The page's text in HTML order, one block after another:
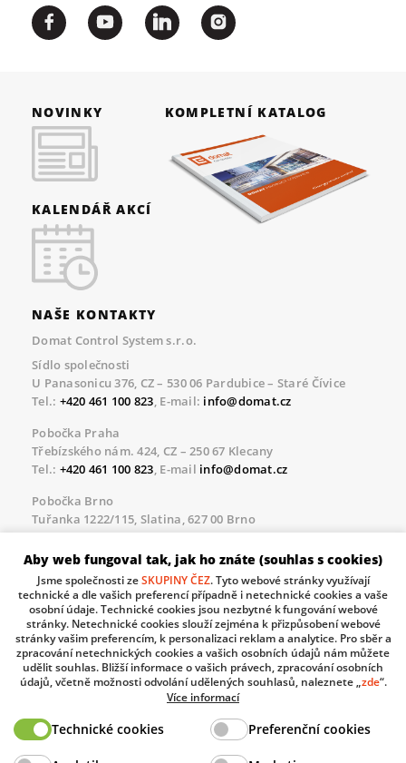
NOVINKY
KALENDÁŘ AKCÍ
KOMPLETNÍ KATALOG
NAŠE KONTAKTY
Domat Control System s.r.o.
Sídlo společnosti
U Panasonicu 376, CZ – 530 06 Pardubice – Staré Čívice
Tel.: +420 461 100 823, E-mail: info@domat.cz
Pobočka Praha
Třebízského nám. 424, CZ – 250 67 Klecany
Tel.: +420 461 100 823, E-mail info@domat.cz
Pobočka Brno
Tuřanka 1222/115, Slatina, 627 00 Brno
Tel.:+420 461 100 823, E-mailinfo@domat.cz
Servisní linka pro námi realizované akce
Po – Pá 8.30 – 17.00
tel:+420 733 421 878, E-mailservis@domat.cz
Technická podpora:
Tel.:+420 461 100 666 , WhatsApp:+420 603 735 402
Informace o zpracovávaných osobních údajích.
Aby web fungoval tak, jak ho znáte (souhlas s cookies)
Jsme společnosti zeSKUPINY ČEZ. Tyto webové stránky využívají
technické a dle vašich preferencí případně i netechnické cookies a vaše
osobní údaje. Technické cookies jsou nezbytné k fungování webové
stránky. Netechnické cookies slouží zejména k přizpůsobení webové
stránky vašim preferencím, k personalizaci reklam a analytice. Pro sběr a
zpracování netechnických cookies a vašich osobních údajů nám můžete
udělit souhlas. Bližší informace o vašich právech, zpracování osobních
údajů, včetně možnosti odvolání udělených souhlasů, naleznete „zde“.
Více informací
Technické cookies Preferenční cookies